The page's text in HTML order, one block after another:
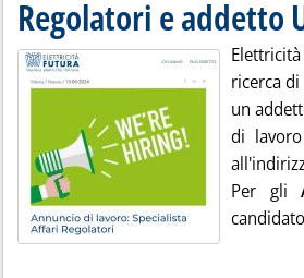
Regolatori e addetto
ricerca
un
di
Per gli